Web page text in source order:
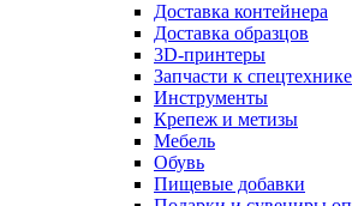
Доставка контейнера
Доставка образцов
3D-принтеры
Запчасти к спецтехнике
Инструменты
Крепеж и метизы
Мебель
Обувь
Пищевые добавки